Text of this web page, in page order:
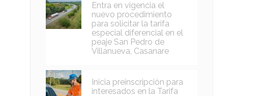
Entra en vigencia el
nuevo procedimiento
para solicitar la tarifa
especial diferencial en el
peaje San Pedro de
Villanueva, Casanare
Inicia preinscripción para
interesados en la Tarifa